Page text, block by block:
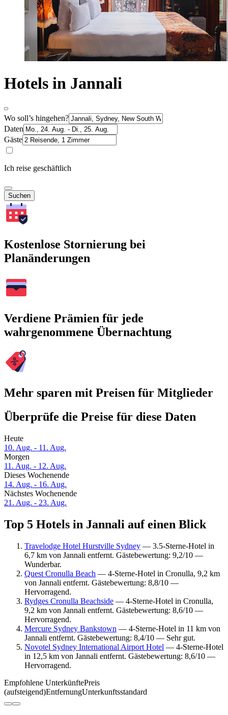
Hotels in Jannali
Wo soll’s hingehen?
Daten
Gäste
Ich reise geschäftlich
Suchen
Kostenlose Stornierung bei
Planänderungen
Verdiene Prämien für jede
wahrgenommene Übernachtung
Mehr sparen mit Preisen für Mitglieder
Überprüfe die Preise für diese Daten
Heute
10. Aug. - 11. Aug.
Morgen
11. Aug. - 12. Aug.
Dieses Wochenende
14. Aug. - 16. Aug.
Nächstes Wochenende
21. Aug. - 23. Aug.
Top 5 Hotels in Jannali auf einen Blick
Travelodge Hotel Hurstville Sydney — 3.5-Sterne-Hotel in
6,7 km von Jannali entfernt. Gästebewertung: 9,2/10 —
Wunderbar.
Quest Cronulla Beach — 4-Sterne-Hotel in Cronulla, 9,2 km
von Jannali entfernt. Gästebewertung: 8,8/10 —
Hervorragend.
Rydges Cronulla Beachside — 4-Sterne-Hotel in Cronulla,
9,2 km von Jannali entfernt. Gästebewertung: 8,6/10 —
Hervorragend.
Mercure Sydney Bankstown — 4-Sterne-Hotel in 11 km von
Jannali entfernt. Gästebewertung: 8,4/10 — Sehr gut.
Novotel Sydney International Airport Hotel — 4-Sterne-Hotel
in 12,5 km von Jannali entfernt. Gästebewertung: 8,6/10 —
Hervorragend.
Empfohlene UnterkünftePreis
(aufsteigend)EntfernungUnterkunftsstandard